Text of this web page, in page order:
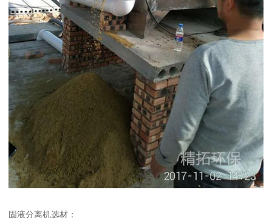
固液分离机选材：